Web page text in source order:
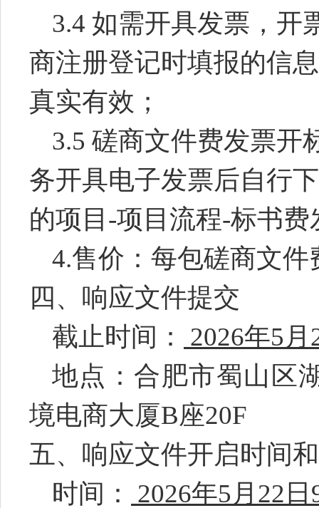
3.4 如需开具发票，开
商注册登记时填报的信
真实有效；
3.5 磋商文件费发票开
务开具电子发票后自行
的项目 -项目流程-标书费
4.售价：每包磋商文件
四、响应文件提交
截止时间：
2026年5月
地点：合肥市蜀山区
境电商大厦B座20F
五、响应文件开启时间
时间：
2026年5月 22 日